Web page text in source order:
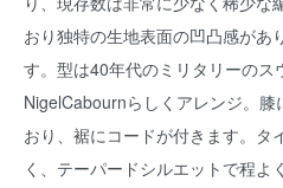
おり独特の生地表面の凹凸感があ
す。型は40年代のミリタリーのス
NigelCabournらしくアレンジ。
おり、裾にコードが付きます。タ
く、テーパードシルエットで程よ